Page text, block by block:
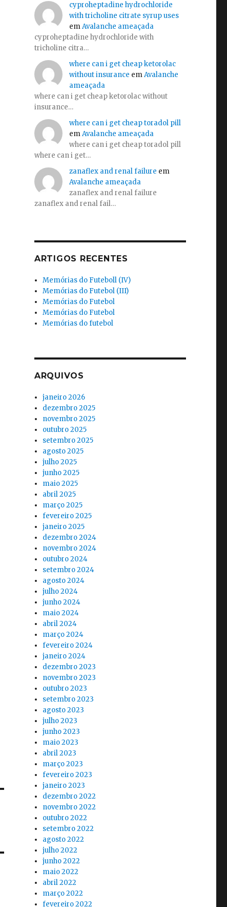
cyproheptadine hydrochloride
with tricholine citrate syrup uses
emAvalanche ameaçada
cyproheptadine hydrochloride with
tricholine citra…
where can i get cheap ketorolac
without insurance emAvalanche
ameaçada
where can i get cheap ketorolac without
insurance…
where can i get cheap toradol pill
emAvalanche ameaçada
where can i get cheap toradol pill
where can i get…
zanaflex and renal failure em
Avalanche ameaçada
zanaflex and renal failure
zanaflex and renal fail…
ARTIGOS RECENTES
Memórias do Futeboll (IV)
Memórias do Futebol (III)
Memórias do Futebol
Memórias do Futebol
Memórias do futebol
ARQUIVOS
janeiro 2026
dezembro 2025
novembro 2025
outubro 2025
setembro 2025
agosto 2025
julho 2025
junho 2025
maio 2025
abril 2025
março 2025
fevereiro 2025
janeiro 2025
dezembro 2024
novembro 2024
outubro 2024
setembro 2024
agosto 2024
julho 2024
junho 2024
maio 2024
abril 2024
março 2024
fevereiro 2024
janeiro 2024
dezembro 2023
novembro 2023
outubro 2023
setembro 2023
agosto 2023
julho 2023
junho 2023
maio 2023
abril 2023
março 2023
fevereiro 2023
janeiro 2023
dezembro 2022
novembro 2022
outubro 2022
setembro 2022
agosto 2022
julho 2022
junho 2022
maio 2022
abril 2022
março 2022
fevereiro 2022